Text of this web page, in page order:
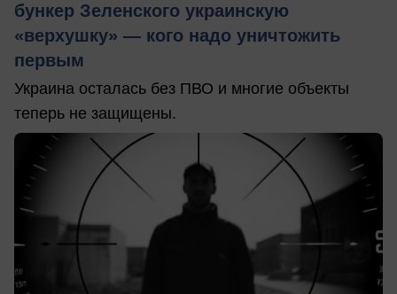
бункер Зеленского украинскую
«верхушку» — кого надо уничтожить
первым
Украина осталась без ПВО и многие объекты
теперь не защищены.